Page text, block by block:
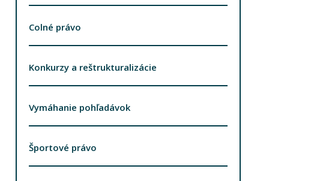
Colné právo
Konkurzy a reštrukturalizácie
Vymáhanie pohľadávok
Športové právo